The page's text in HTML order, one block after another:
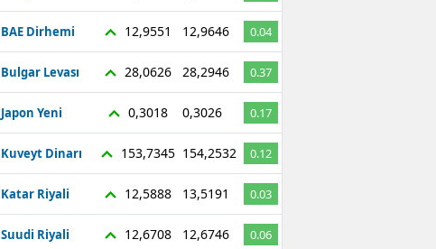
BAE Dirhemi 12,9551 12,9646 0.04
Bulgar Levası 28,0626 28,2946 0.37
Japon Yeni 0,3018 0,3026 0.17
Kuveyt Dinarı 153,7345 154,2532 0.12
Katar Riyali 12,5888 13,5191 0.03
Suudi Riyali 12,6708 12,6746 0.06